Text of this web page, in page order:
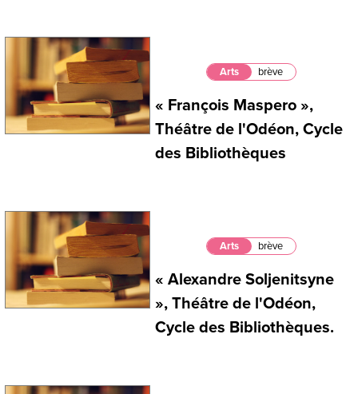
Arts brève
« François Maspero »,
Théâtre de l'Odéon, Cycle
des Bibliothèques
Arts brève
« Alexandre Soljenitsyne
», Théâtre de l'Odéon,
Cycle des Bibliothèques.